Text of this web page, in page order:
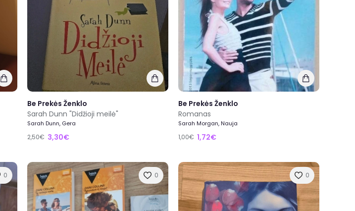
Be Prekės Ženklo
Sarah Dunn "Didžioji meilė"
Sarah Dunn, Gera
2,50€ 3,30€
Be Prekės Ženklo
Romanas
Sarah Morgan, Nauja
1,00€ 1,72€
0 0 0